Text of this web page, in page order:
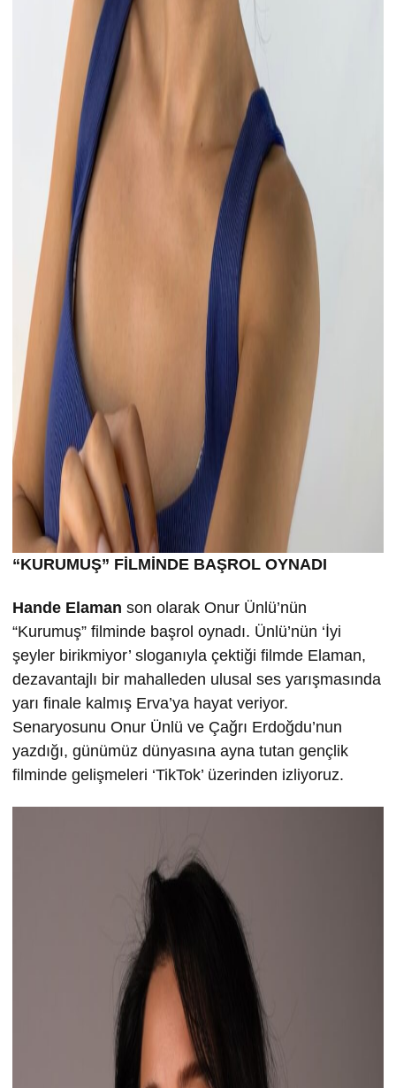
“KURUMUŞ” FİLMİNDE BAŞROL OYNADI
Hande Elaman son olarak Onur Ünlü’nün
“Kurumuş” filminde başrol oynadı. Ünlü’nün ‘İyi
şeyler birikmiyor’ sloganıyla çektiği filmde Elaman,
dezavantajlı bir mahalleden ulusal ses yarışmasında
yarı finale kalmış Erva’ya hayat veriyor.
Senaryosunu Onur Ünlü ve Çağrı Erdoğdu’nun
yazdığı, günümüz dünyasına ayna tutan gençlik
filminde gelişmeleri ‘TikTok’ üzerinden izliyoruz.